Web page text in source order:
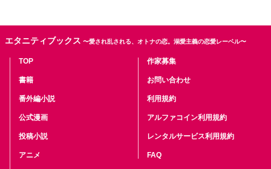
エタニティブックス 〜愛され乱される、オトナの恋。溺愛主義の恋愛レーベル〜
TOP
書籍
番外編小説
公式漫画
投稿小説
アニメ
作家募集
お問い合わせ
利用規約
アルファコイン利用規約
レンタルサービス利用規約
FAQ